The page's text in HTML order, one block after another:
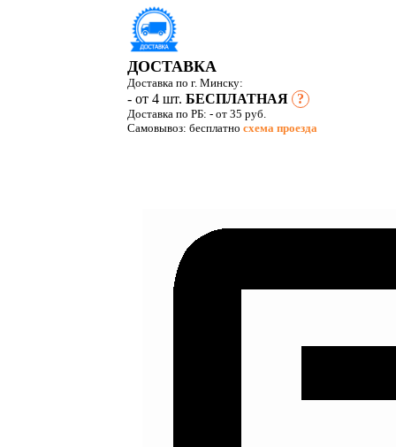
ДОСТАВКА
Доставка по г. Минску:
- от 4 шт.БЕСПЛАТНАЯ ?
Доставка по РБ:- от 35 руб.
Самовывоз: бесплатносхема проезда